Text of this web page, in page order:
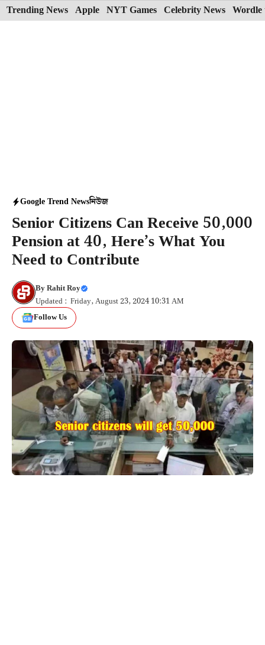
Skip
to
Trending News Apple NYT Games Celebrity News Wordle
Google Trend Newsনিউজ
Senior Citizens Can Receive 50,000
Pension at 40, Here’s What You
Need to Contribute
ByRahit Roy
Updated : Friday, August 23, 2024 10:31 AM
Follow Us